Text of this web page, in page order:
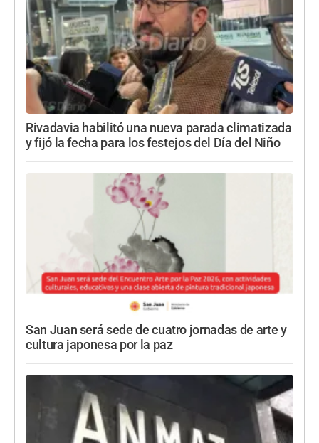
Rivadavia habilitó una nueva parada climatizada
y fijó la fecha para los festejos del Día del Niño
San Juan será sede de cuatro jornadas de arte y
cultura japonesa por la paz